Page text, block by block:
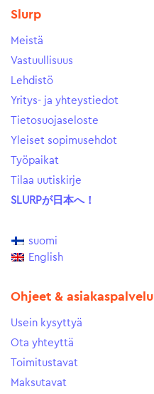
Slurp
Meistä
Vastuullisuus
Lehdistö
Yritys- ja yhteystiedot
Tietosuojaseloste
Yleiset sopimusehdot
Työpaikat
Tilaa uutiskirje
SLURPが日本へ！
suomi
English
Ohjeet & asiakaspalvelu
Usein kysyttyä
Ota yhteyttä
Toimitustavat
Maksutavat